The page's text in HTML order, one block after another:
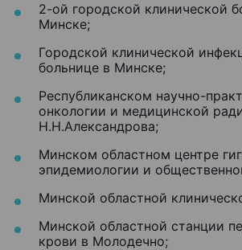
2-ой городской клинической
Минске;
Городской клинической
больнице в Минске;
Республиканском научно-
онкологии и медицинской
Н.Н.Александрова;
Минском областном центре
эпидемиологии и
Минской областной
Минской областной станции
крови в Молодечно;